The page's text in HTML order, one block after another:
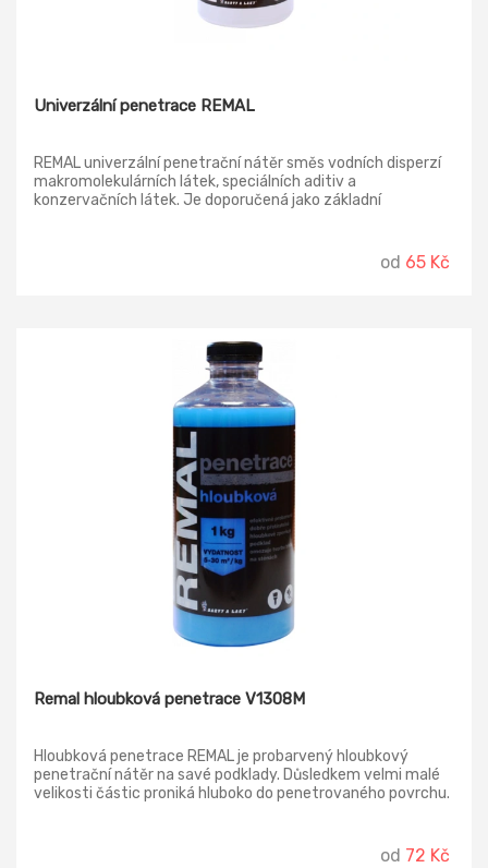
Univerzální penetrace REMAL
REMAL univerzální penetrační nátěr směs vodních disperzí
makromolekulárních látek, speciálních aditiv a
konzervačních látek. Je doporučená jako základní
od 65 Kč
Remal hloubková penetrace V1308M
Hloubková penetrace REMAL je probarvený hloubkový
penetrační nátěr na savé podklady. Důsledkem velmi malé
velikosti částic proniká hluboko do penetrovaného povrchu.
od 72 Kč